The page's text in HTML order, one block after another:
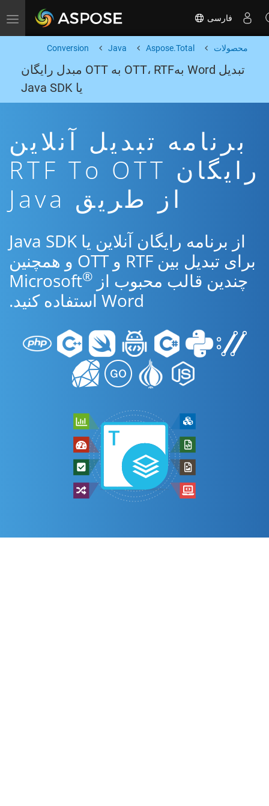
Toggle navigation فارسی
محصولات Aspose.Total
Java
Conversion
تبدیل Word بهOTT، RTF به OTT مبدل رایگان
یا Java SDK
برنامه تبدیل آنلاین
رایگان RTF To OTT
از طریق Java
از برنامه رایگان آنلاین یا Java SDK
برای تبدیل بین RTF و OTT و همچنین
چندین قالب محبوب از Microsoft ®
Word استفاده کنید.